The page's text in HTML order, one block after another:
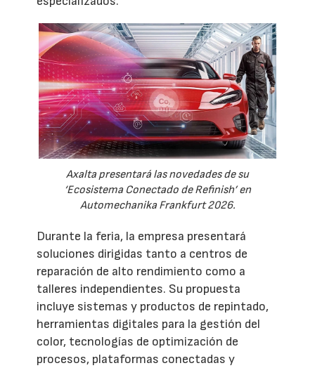
Axalta presentará las novedades de su
‘Ecosistema Conectado de Refinish’ en
Automechanika Frankfurt 2026.
Durante la feria, la empresa presentará
soluciones dirigidas tanto a centros de
reparación de alto rendimiento como a
talleres independientes. Su propuesta
incluye sistemas y productos de repintado,
herramientas digitales para la gestión del
color, tecnologías de optimización de
procesos, plataformas conectadas y